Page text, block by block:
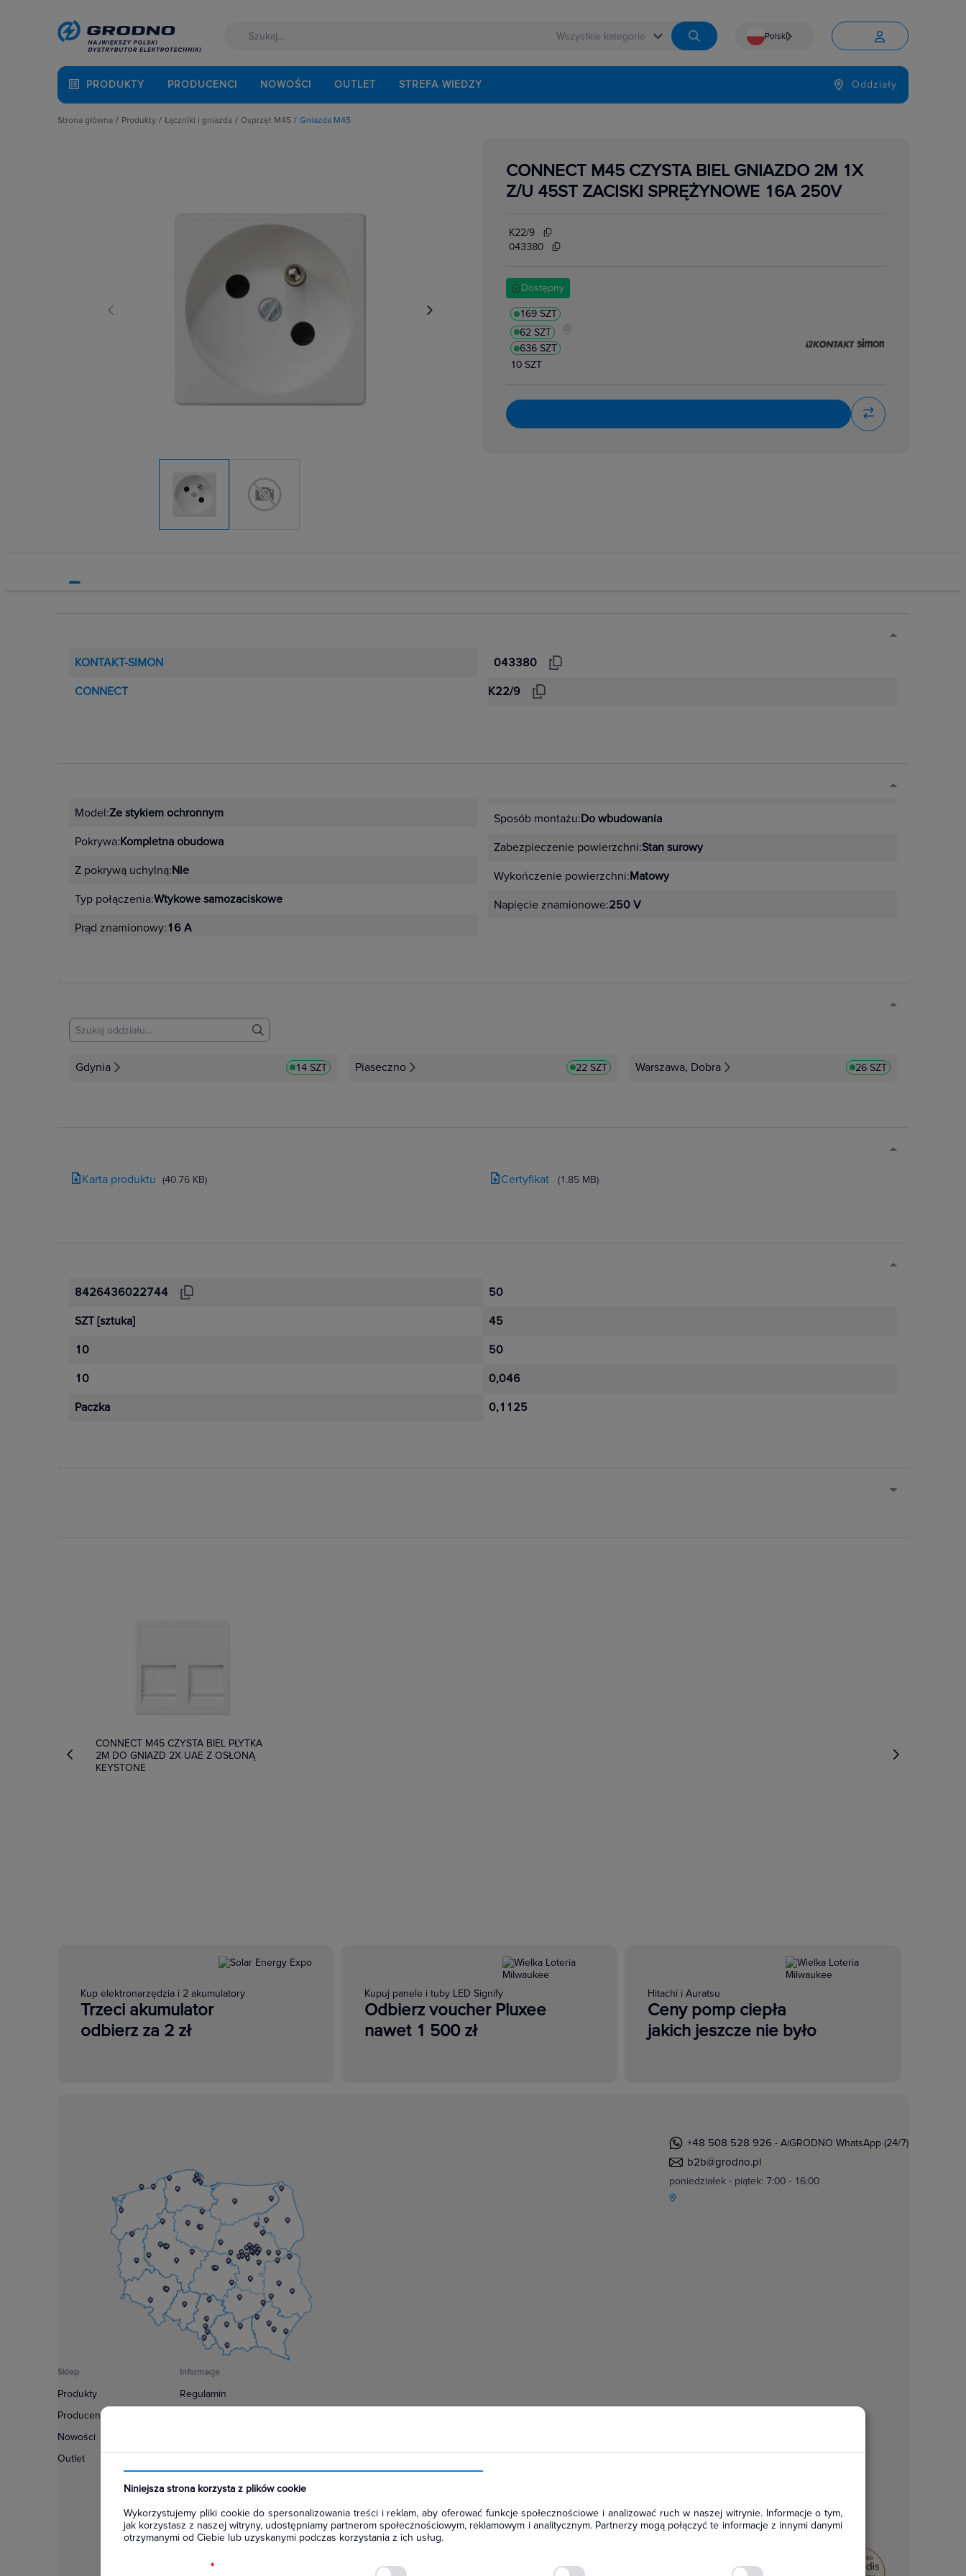
 Polski
Język

PRODUKTY PRODUCENCI NOWOŚCI OUTLET STREFA WIEDZY Oddziały
Niniejsza strona korzysta z plików cookie
Wykorzystujemy pliki cookie do spersonalizowania treści i reklam, aby oferować funkcje społecznościowe i analizować ruch w naszej witrynie. Informacje o tym,
jak korzystasz z naszej witryny, udostępniamy partnerom społecznościowym, reklamowym i analitycznym. Partnerzy mogą połączyć te informacje z innymi danymi
otrzymanymi od Ciebie lub uzyskanymi podczas korzystania z ich usług.
*
Strona główna
Produkty
Odzież ochronna i BHP
Osprzęt siłowy, przenośny
Prowadzenie kabli
Rozdzielnice i obudowy
Łączniki i gniazda
Słupki i kolumny zasilające
Termostaty i regulatory
Osprzęt M45
Gniazda M45
CONNECT M45 CZYSTA BIEL GNIAZDO 2M 1X
Z/U 45ST ZACISKI SPRĘŻYNOWE 16A 250V
K22/9
043380
Dostępny
169 SZT
62 SZT
636 SZT
10 SZT
KONTAKT-SIMON
043380
CONNECT
K22/9
Model:Ze stykiem ochronnym
Pokrywa:Kompletna obudowa
Z pokrywą uchylną:Nie
Typ połączenia:Wtykowe samozaciskowe
Prąd znamionowy:16 A
Sposób montażu:Do wbudowania
Zabezpieczenie powierzchni:Stan surowy
Wykończenie powierzchni:Matowy
Napięcie znamionowe:250 V
Gdynia 14 SZT Piaseczno 22 SZT Warszawa, Dobra 26 SZT
Karta produktu (40.76 KB) Certyfikat (1.85 MB)
8426436022744
SZT [sztuka]
10
10
Paczka
50
45
50
0,046
0,1125
CONNECT M45 CZYSTA BIEL PŁYTKA
2M DO GNIAZD 2X UAE Z OSŁONĄ
KEYSTONE
Kup elektronarzędzia i 2 akumulatory
Trzeci akumulator
odbierz za 2 zł
Kupuj panele i tuby LED Signify
Odbierz voucher Pluxee
nawet 1 500 zł
Hitachi i Auratsu
Ceny pomp ciepła
jakich jeszcze nie było
+48 508 528 926 - AiGRODNO WhatsApp (24/7)
b2b@grodno.pl
poniedziałek - piątek: 7:00 - 16:00
Sklep
Produkty
Producenci
Nowości
Outlet
Informacje
Regulamin
Konfiguratory
Najczęściej zadawane pytania